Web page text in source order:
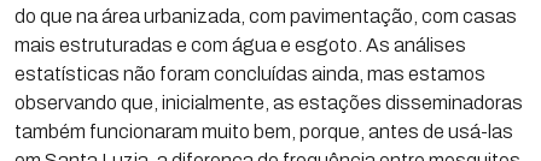
do que na área urbanizada, com pavimentação, com casas
mais estruturadas e com água e esgoto. As análises
estatísticas não foram concluídas ainda, mas estamos
observando que, inicialmente, as estações disseminadoras
também funcionaram muito bem, porque, antes de usá-las